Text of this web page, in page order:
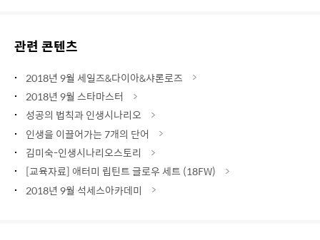
관련 콘텐츠
2018년 9월 세일즈&다이아&샤론로즈
2018년 9월 스타마스터
성공의 법칙과 인생시나리오
인생을 이끌어가는 7개의 단어
김미숙-인생시나리오스토리
[교육자료] 애터미 립틴트 글로우 세트 (18FW)
2018년 9월 석세스아카데미